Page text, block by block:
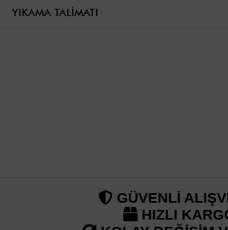
YIKAMA TALIMATI
GÜVENLİ
HIZLI